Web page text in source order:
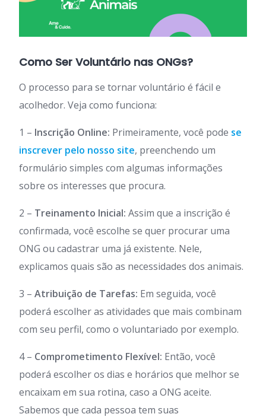
Como Ser Voluntário nas ONGs?
O processo para se tornar voluntário é fácil e
acolhedor. Veja como funciona:
1 – Inscrição Online: Primeiramente, você pode se
inscrever pelo nosso site, preenchendo um
formulário simples com algumas informações
sobre os interesses que procura.
2 – Treinamento Inicial: Assim que a inscrição é
confirmada, você escolhe se quer procurar uma
ONG ou cadastrar uma já existente. Nele,
explicamos quais são as necessidades dos animais.
3 – Atribuição de Tarefas: Em seguida, você
poderá escolher as atividades que mais combinam
com seu perfil, como o voluntariado por exemplo.
4 – Comprometimento Flexível: Então, você
poderá escolher os dias e horários que melhor se
encaixam em sua rotina, caso a ONG aceite.
Sabemos que cada pessoa tem suas